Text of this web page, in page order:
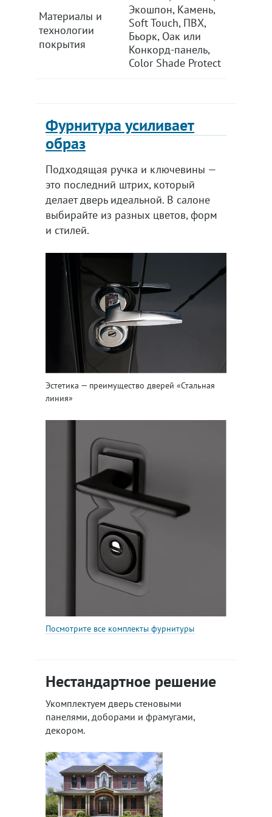
Материалы и
технологии
покрытия
Экошпон, Камень,
Soft Touch, ПВХ,
Бьорк, Оак или
Конкорд-панель,
Color Shade Protect
Фурнитура усиливает
образ
Подходящая ручка и ключевины —
это последний штрих, который
делает дверь идеальной. В салоне
выбирайте из разных цветов, форм
и стилей.
Эстетика — преимущество дверей «Стальная
линия»
Посмотрите все комплекты фурнитуры
Нестандартное решение
Укомплектуем дверь стеновыми
панелями, доборами и фрамугами,
декором.